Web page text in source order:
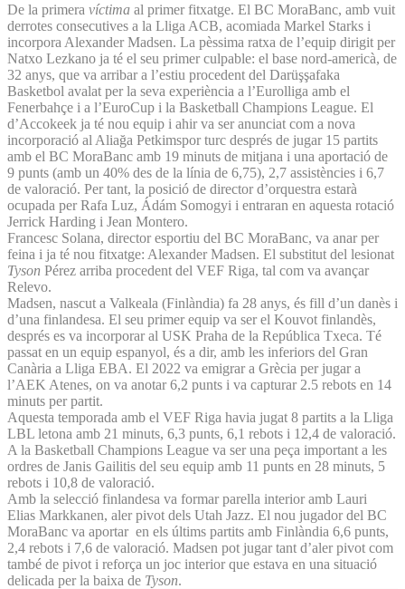
De la primera víctima al primer fitxatge. El BC MoraBanc, amb vuit
derrotes consecutives a la Lliga ACB, acomiada Markel Starks i
incorpora Alexander Madsen. La pèssima ratxa de l’equip dirigit per
Natxo Lezkano ja té el seu primer culpable: el base nord-americà, de
32 anys, que va arribar a l’estiu procedent del Darüşşafaka
Basketbol avalat per la seva experiència a l’Eurolliga amb el
Fenerbahçe i a l’EuroCup i la Basketball Champions League. El
d’Accokeek ja té nou equip i ahir va ser anunciat com a nova
incorporació al Aliağa Petkimspor turc després de jugar 15 partits
amb el BC MoraBanc amb 19 minuts de mitjana i una aportació de
9 punts (amb un 40% des de la línia de 6,75), 2,7 assistències i 6,7
de valoració. Per tant, la posició de director d’orquestra estarà
ocupada per Rafa Luz, Ádám Somogyi i entraran en aquesta rotació
Jerrick Harding i Jean Montero.
Francesc Solana, director esportiu del BC MoraBanc, va anar per
feina i ja té nou fitxatge: Alexander Madsen. El substitut del lesionat
Tyson Pérez arriba procedent del VEF Riga, tal com va avançar
Relevo.
Madsen, nascut a Valkeala (Finlàndia) fa 28 anys, és fill d’un danès i
d’una finlandesa. El seu primer equip va ser el Kouvot finlandès,
després es va incorporar al USK Praha de la República Txeca. Té
passat en un equip espanyol, és a dir, amb les inferiors del Gran
Canària a Lliga EBA. El 2022 va emigrar a Grècia per jugar a
l’AEK Atenes, on va anotar 6,2 punts i va capturar 2.5 rebots en 14
minuts per partit.
Aquesta temporada amb el VEF Riga havia jugat 8 partits a la Lliga
LBL letona amb 21 minuts, 6,3 punts, 6,1 rebots i 12,4 de valoració.
A la Basketball Champions League va ser una peça important a les
ordres de Janis Gailitis del seu equip amb 11 punts en 28 minuts, 5
rebots i 10,8 de valoració.
Amb la selecció finlandesa va formar parella interior amb Lauri
Elias Markkanen, aler pivot dels Utah Jazz. El nou jugador del BC
MoraBanc va aportar en els últims partits amb Finlàndia 6,6 punts,
2,4 rebots i 7,6 de valoració. Madsen pot jugar tant d’aler pivot com
també de pivot i reforça un joc interior que estava en una situació
delicada per la baixa de Tyson.